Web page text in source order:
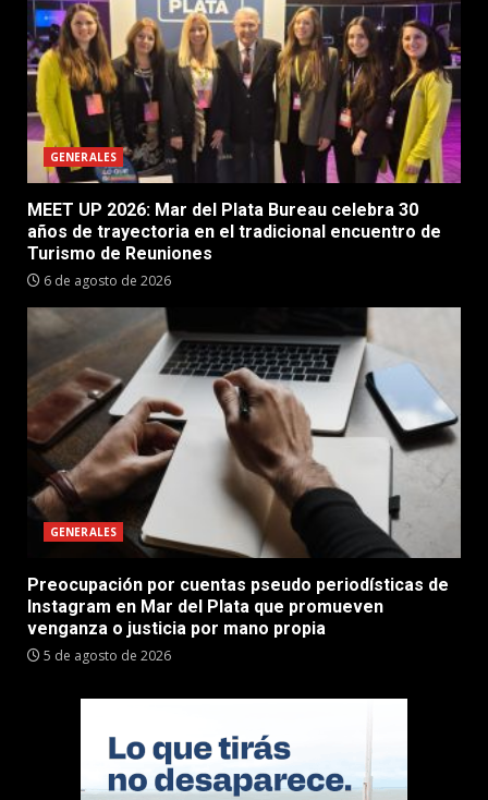
GENERALES
MEET UP 2026: Mar del Plata Bureau celebra 30
años de trayectoria en el tradicional encuentro de
Turismo de Reuniones
6 de agosto de 2026
GENERALES
Preocupación por cuentas pseudo periodísticas de
Instagram en Mar del Plata que promueven
venganza o justicia por mano propia
5 de agosto de 2026